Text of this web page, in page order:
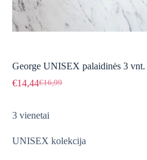
George UNISEX palaidinės 3 vnt.
€16,99
Original
€16,99.
€14,44Current
€14,44.
3 vienetai
UNISEX kolekcija